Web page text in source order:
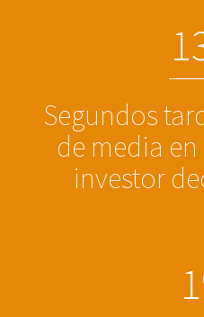
1
Segundos
de media
investor
1